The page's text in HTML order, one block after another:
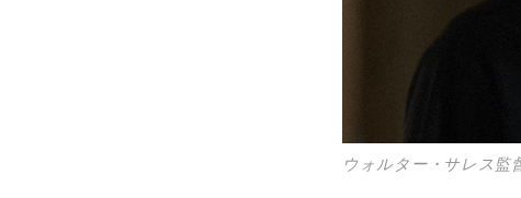
ウォルター・サレス監